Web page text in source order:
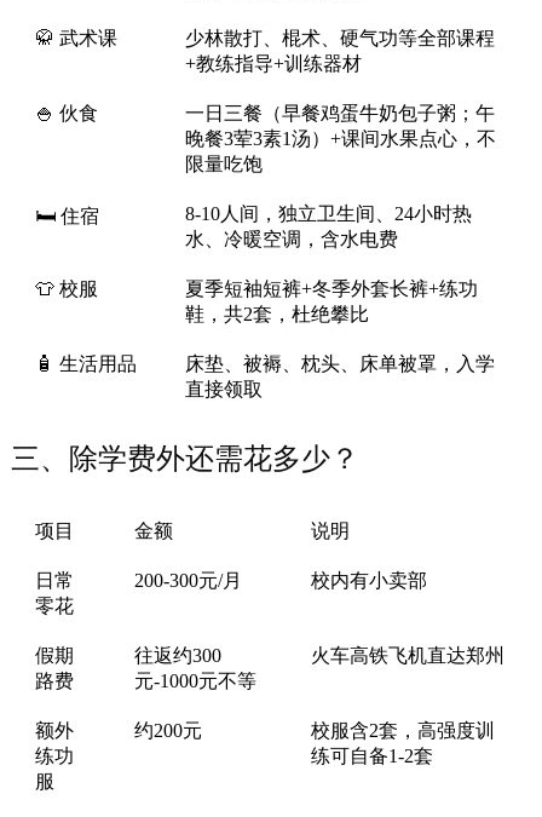
🥋 武术课
少林散打、棍术、硬气功等全部课程
+教练指导+训练器材
🍚 伙食
一日三餐（早餐鸡蛋牛奶包子粥；午
晚餐3荤3素1汤）+课间水果点心，不
限量吃饱
🛏️ 住宿
8-10人间，独立卫生间、24小时热
水、冷暖空调，含水电费
👕 校服
夏季短袖短裤+冬季外套长裤+练功
鞋，共2套，杜绝攀比
🧴 生活用品
床垫、被褥、枕头、床单被罩，入学
直接领取
三、除学费外还需花多少？
项目 金额 说明
日常
零花
200-300元/月 校内有小卖部
假期
路费
往返约300
元-1000元不等
火车高铁飞机直达郑州
额外
练功
服
约200元
校服含2套，高强度训
练可自备1-2套